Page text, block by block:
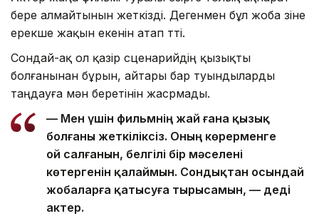
бере алмайтынын жеткізді. Дегенмен бұл жоба өзіне
ерекше жақын екенін атап өтті.
Сондай-ақ ол қазір сценарийдің қызықты
болғанынан бұрын, айтары бар туындыларды
таңдауға мән беретінін жасрмады.
— Мен үшін фильмнің жай ғана қызық
болғаны жеткіліксіз. Оның көрерменге
ой салғанын, белгілі бір мәселені
көтергенін қалаймын. Сондықтан осындай
жобаларға қатысуға тырысамын, — деді
актер.